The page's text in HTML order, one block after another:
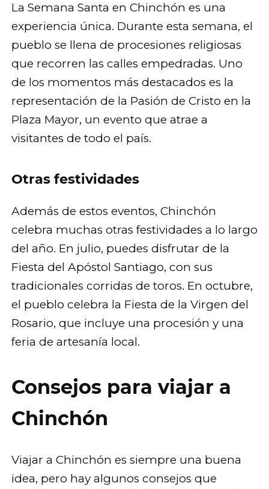
La Semana Santa en Chinchón es una
experiencia única. Durante esta semana, el
pueblo se llena de procesiones religiosas
que recorren las calles empedradas. Uno
de los momentos más destacados es la
representación de la Pasión de Cristo en la
Plaza Mayor, un evento que atrae a
visitantes de todo el país.
Otras festividades
Además de estos eventos, Chinchón
celebra muchas otras festividades a lo largo
del año. En julio, puedes disfrutar de la
Fiesta del Apóstol Santiago, con sus
tradicionales corridas de toros. En octubre,
el pueblo celebra la Fiesta de la Virgen del
Rosario, que incluye una procesión y una
feria de artesanía local.
Consejos para viajar a
Chinchón
Viajar a Chinchón es siempre una buena
idea, pero hay algunos consejos que